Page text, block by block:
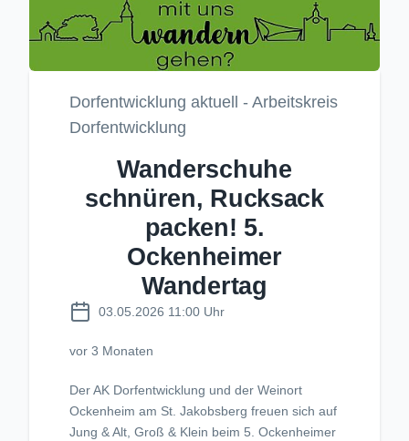
Dorfentwicklung aktuell - Arbeitskreis
Dorfentwicklung
Wanderschuhe
schnüren, Rucksack
packen! 5.
Ockenheimer
Wandertag
03.05.2026 11:00 Uhr
vor 3 Monaten
Der AK Dorfentwicklung und der Weinort
Ockenheim am St. Jakobsberg freuen sich auf
Jung & Alt, Groß & Klein beim 5. Ockenheimer